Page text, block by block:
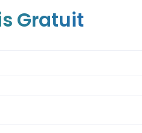
Gratuit